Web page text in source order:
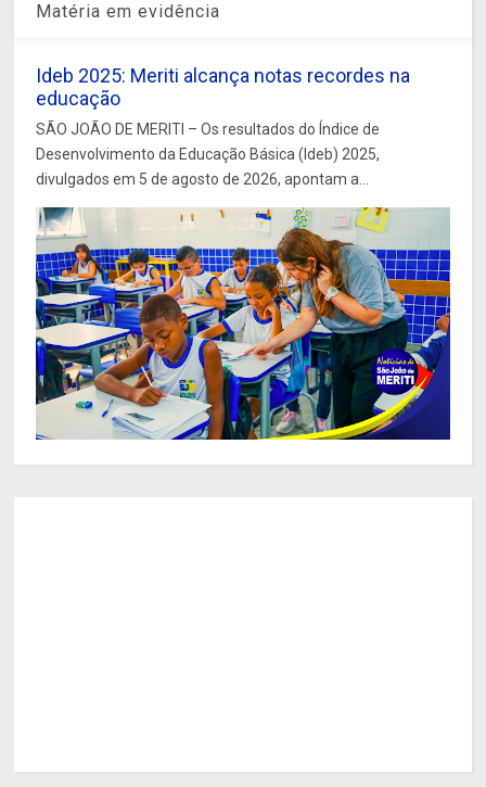
Matéria em evidência
Ideb 2025: Meriti alcança notas recordes na
educação
SÃO JOÃO DE MERITI – Os resultados do Índice de
Desenvolvimento da Educação Básica (Ideb) 2025,
divulgados em 5 de agosto de 2026, apontam a...